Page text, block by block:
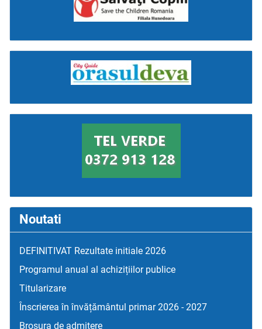
Noutati
DEFINITIVAT Rezultate initiale 2026
Programul anual al achizițiilor publice
Titularizare
Înscrierea în învățământul primar 2026 - 2027
Broșura de admitere